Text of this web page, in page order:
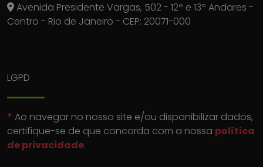
Avenida Presidente Vargas, 502 - 12º e 13º Andares -
Centro - Rio de Janeiro - CEP: 20071-000
LGPD
* Ao navegar no nosso site e/ou disponibilizar dados,
certifique-se de que concorda com a nossa política
de privacidade.